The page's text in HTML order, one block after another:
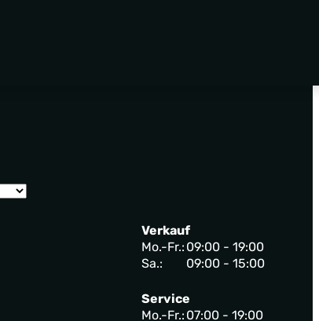
Verkauf
Mo.-Fr.: 09:00 - 19:00
Sa.:
09:00 - 15:00
Service
Mo.-Fr.: 07:00 - 19:00